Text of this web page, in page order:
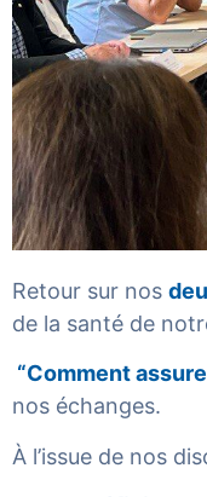
Retour sur nos
de la santé de
“Comment
nos échanges.
À l’issue de nos